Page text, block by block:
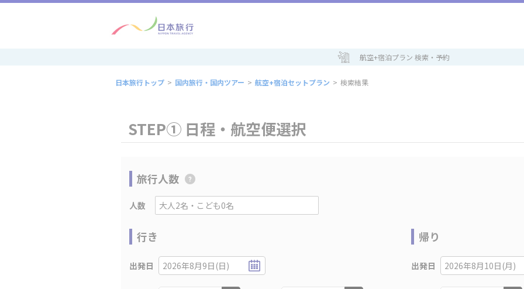
航空+宿泊プラン 検索・予約
日本旅行トップ > 国内旅行・国内ツアー > 航空+宿泊セットプラン > 検索結果
STEP① 日程・航空便選択
旅行人数
人数
行き
出発日 2026年8月9日(日)
帰り
出発日 2026年8月10日(月)